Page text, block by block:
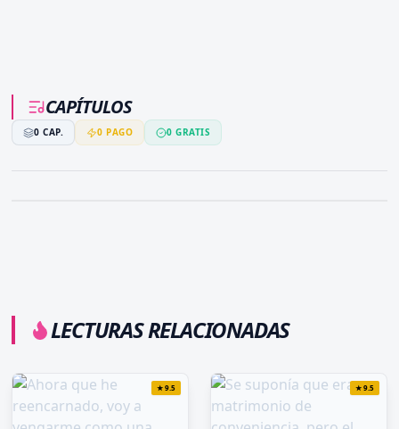
CAPÍTULOS
0 CAP. 0 PAGO 0 GRATIS
LECTURAS RELACIONADAS
★9.5 ★9.5